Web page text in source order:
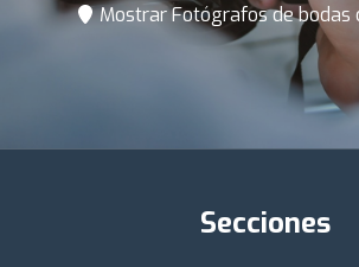
Mostrar Fotógrafos de bodas
Secciones